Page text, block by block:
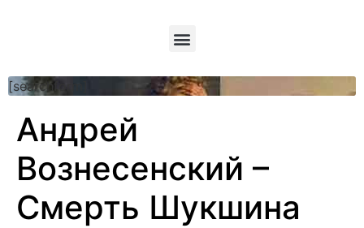
[searchform]
Андрей
Вознесенский –
Смерть Шукшина